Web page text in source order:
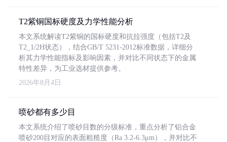
T2紫铜国标硬度及力学性能分析
本文系统解读T2紫铜的国标硬度和抗拉强度（包括T2及
T2_1/2H状态），结合GB/T 5231-2012标准数据，详细分
析其力学性能指标及影响因素，并对比不同状态下的金属
特性差异，为工业选材提供参考。
2026年8月4日
喷砂都有多少目
本文系统介绍了喷砂目数的分级标准，重点分析了铝合金
喷砂200目对应的表面粗糙度（Ra 3.2-6.3μm），并对比不